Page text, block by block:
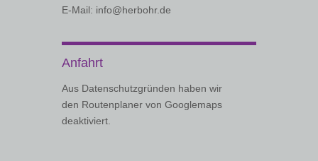
E-Mail: info@herbohr.de
Anfahrt
Aus Datenschutzgründen haben wir
den Routenplaner von Googlemaps
deaktiviert.